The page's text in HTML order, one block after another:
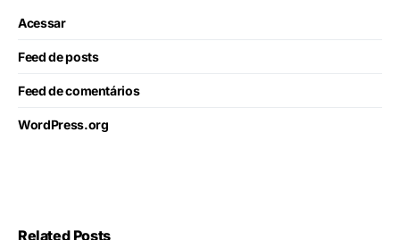
Acessar
Feed de posts
Feed de comentários
WordPress.org
Related Posts